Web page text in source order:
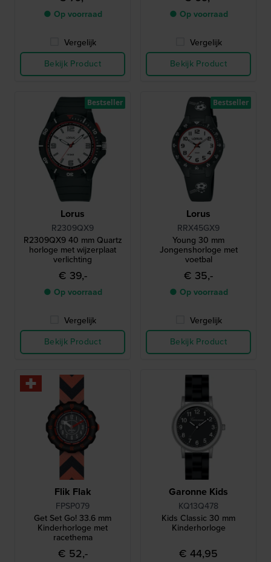
● Op voorraad
Vergelijk
Bekijk Product
● Op voorraad
Vergelijk
Bekijk Product
Lorus
R2309QX9
R2309QX9 40 mm Quartz
horloge met wijzerplaat
verlichting
€ 39,-
● Op voorraad
Vergelijk
Bekijk Product
Bestseller
Lorus
RRX45GX9
Young 30 mm
Jongenshorloge met
voetbal
€ 35,-
● Op voorraad
Vergelijk
Bekijk Product
Bestseller
Flik Flak
FPSP079
Get Set Go! 33.6 mm
Kinderhorloge met
racethema
€ 52,-
Garonne Kids
KQ13Q478
Kids Classic 30 mm
Kinderhorloge
€ 44,95